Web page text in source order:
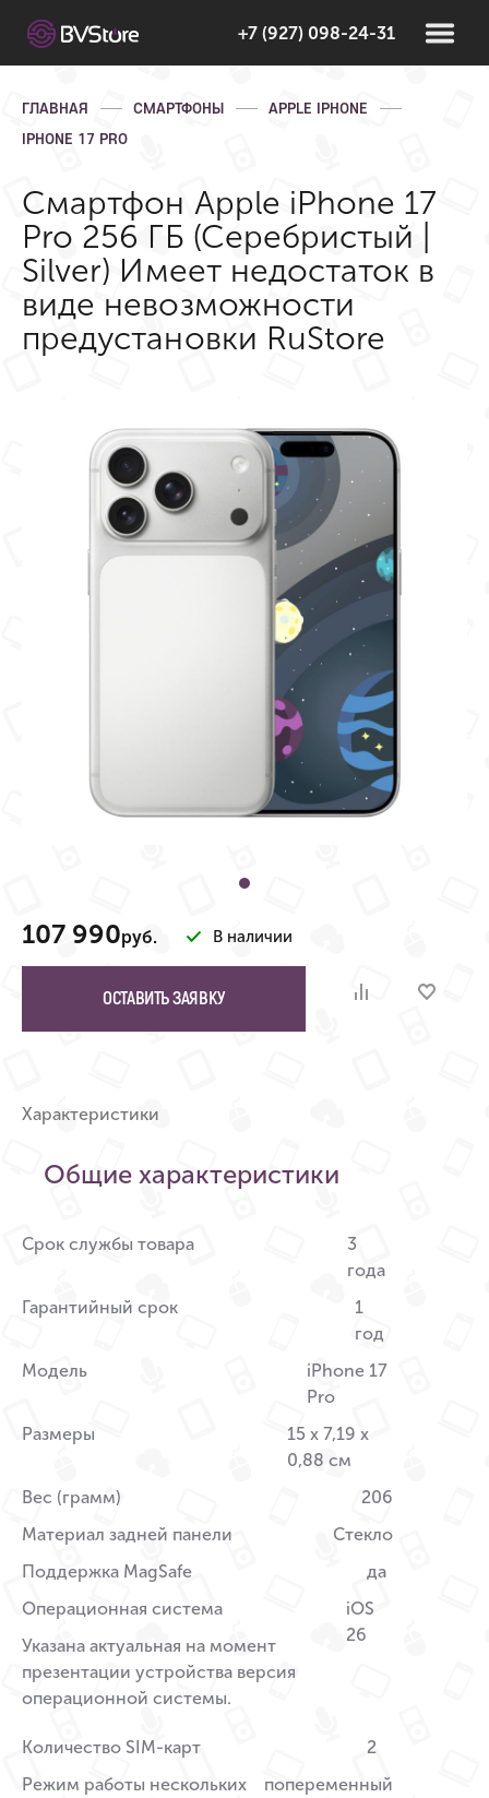
+7 (927) 098-24-31
ГЛАВНАЯ СМАРТФОНЫ
APPLE IPHONE
IPHONE 17 PRO
Смартфон Apple iPhone 17
Pro 256 ГБ (Серебристый |
Silver) Имеет недостаток в
виде невозможности
предустановки RuStore
107 990руб. В наличии
ОСТАВИТЬ ЗАЯВКУ
Характеристики
Общие характеристики
Срок службы товара
3
года
Гарантийный срок
1
год
Модель
iPhone 17
Pro
Размеры
15 x 7,19 x
0,88 см
Вес (грамм)
206
Материал задней панели
Стекло
Поддержка MagSafe
да
Операционная система
Указана актуальная на момент
презентации устройства версия
операционной системы.
iOS
26
Количество SIM-карт
2
Режим работы нескольких
попеременный